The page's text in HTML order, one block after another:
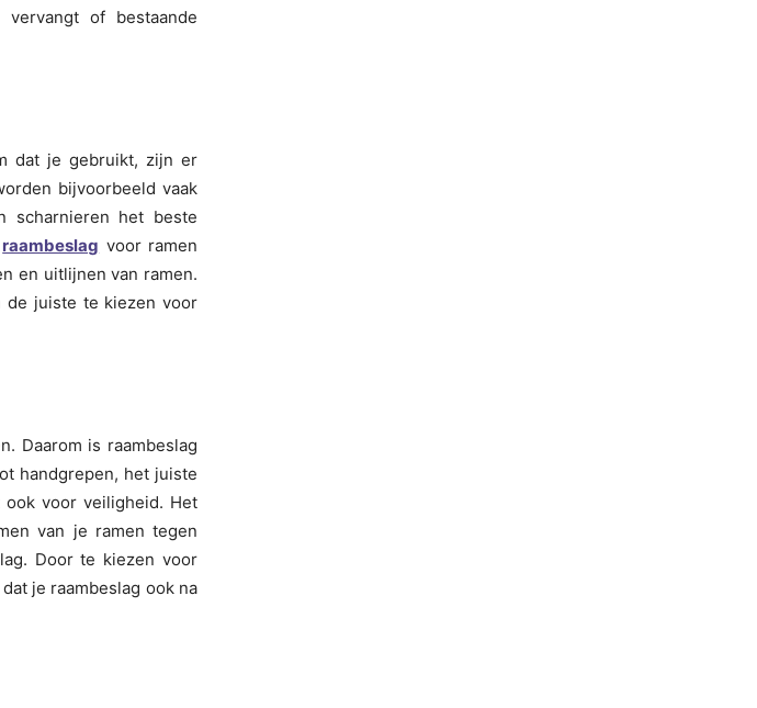
of bestaande
dat je gebruikt, zijn er
bijvoorbeeld vaak
scharnieren het beste
raambeslag voor ramen
en uitlijnen van ramen.
de juiste te kiezen voor
Daarom is raambeslag
handgrepen, het juiste
ook voor veiligheid. Het
van je ramen tegen
Door te kiezen voor
je raambeslag ook na